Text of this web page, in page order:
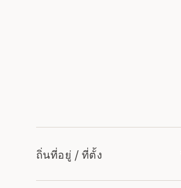
ถิ่นที่อยู่ / ที่ตั้ง